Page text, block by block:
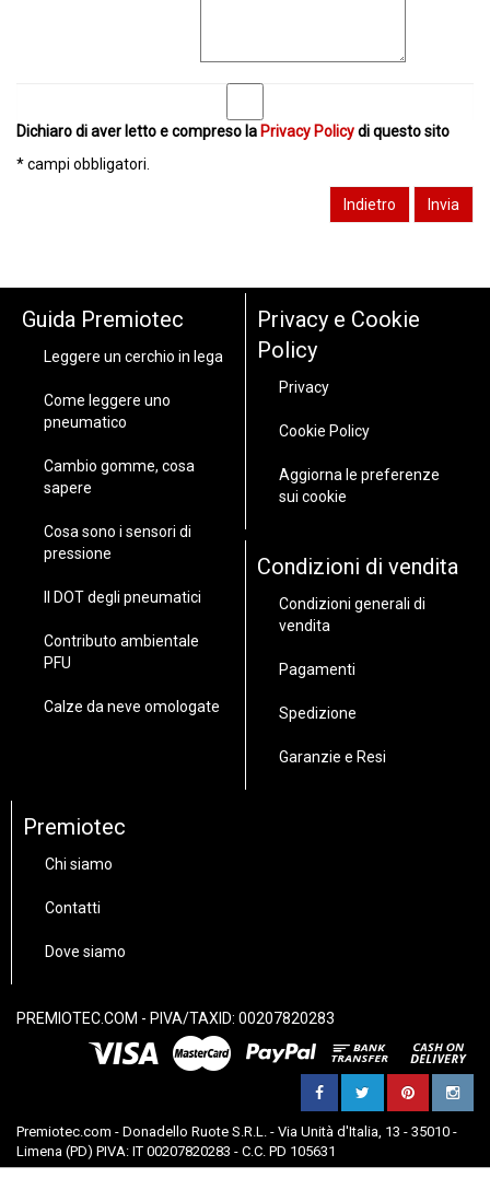
Dichiaro di aver letto e compreso la Privacy Policydi questo sito
* campi obbligatori.
Guida Premiotec
Leggere un cerchio in lega
Come leggere uno
pneumatico
Cambio gomme, cosa
sapere
Cosa sono i sensori di
pressione
Il DOT degli pneumatici
Contributo ambientale
PFU
Calze da neve omologate
Privacy e Cookie
Policy
Privacy
Cookie Policy
Aggiorna le preferenze
sui cookie
Condizioni di vendita
Condizioni generali di
vendita
Pagamenti
Spedizione
Garanzie e Resi
Premiotec
Chi siamo
Contatti
Dove siamo
PREMIOTEC.COM - PIVA/TAXID: 00207820283
Premiotec.com - Donadello Ruote S.R.L. - Via Unità d'Italia, 13 - 35010 -
Limena (PD) PIVA: IT 00207820283 - C.C. PD 105631